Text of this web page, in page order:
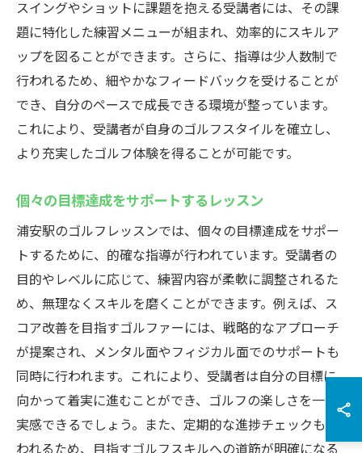
スイングやショットに課題を抱える受講者には、その課
題に特化した練習メニューが組まれ、効率的にスキルア
ップを図ることができます。さらに、指導は少人数制で
行われるため、細やかなフィードバックを受けることが
でき、自分のペースで成長できる環境が整っています。
これにより、受講者が自身のゴルフスタイルを確立し、
より充実したゴルフ体験を得ることが可能です。
個々の目標達成をサポートするレッスン
浦安駅のゴルフレッスンでは、個々の目標達成をサポー
トするために、的確な指導が行われています。受講者の
目的やレベルに応じて、練習内容が柔軟に調整されるた
め、無理なくスキルを磨くことができます。例えば、ス
コア改善を目指すゴルファーには、戦略的なアプローチ
が提案され、メンタル面やフィジカル面でのサポートも
同時に行われます。これにより、受講者は自分の目標に
向かって着実に進むことができ、ゴルフの楽しさを一層
実感できるでしょう。また、定期的な進捗チェックも行
われるため、目指すゴルフスキルへの道筋が明確になる